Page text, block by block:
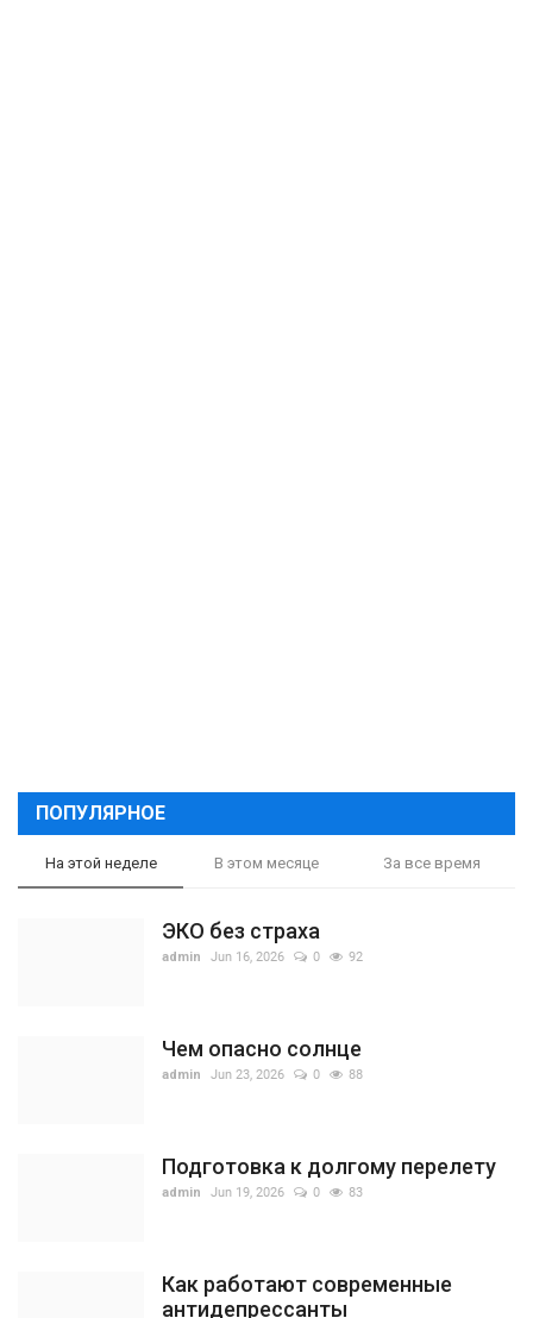
ПОПУЛЯРНОЕ
На этой неделе В этом месяце За все время
ЭКО без страха
admin Jun 16, 2026 0 92
Чем опасно солнце
admin Jun 23, 2026 0 88
Подготовка к долгому перелету
admin Jun 19, 2026 0 83
Как работают современные
антидепрессанты